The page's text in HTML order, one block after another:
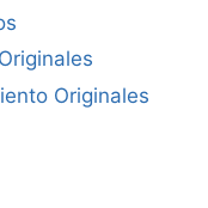
Originales